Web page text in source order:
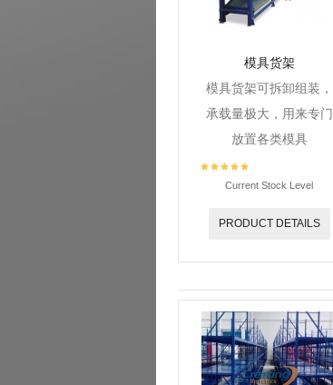
模具货架
模具货架可拆卸组装，
承载量极大，用来专门
放置各类模具
Current Stock Level
PRODUCT DETAILS